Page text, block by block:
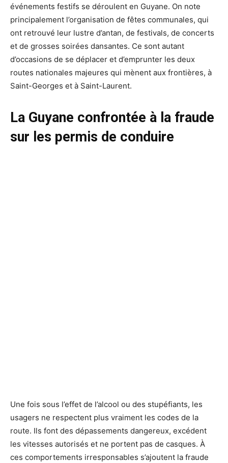
événements festifs se déroulent en Guyane. On note
principalement l’organisation de fêtes communales, qui
ont retrouvé leur lustre d’antan, de festivals, de concerts
et de grosses soirées dansantes. Ce sont autant
d’occasions de se déplacer et d’emprunter les deux
routes nationales majeures qui mènent aux frontières, à
Saint-Georges et à Saint-Laurent.
La Guyane confrontée à la fraude
sur les permis de conduire
Une fois sous l’effet de l’alcool ou des stupéfiants, les
usagers ne respectent plus vraiment les codes de la
route. Ils font des dépassements dangereux, excédent
les vitesses autorisés et ne portent pas de casques. À
ces comportements irresponsables s’ajoutent la fraude